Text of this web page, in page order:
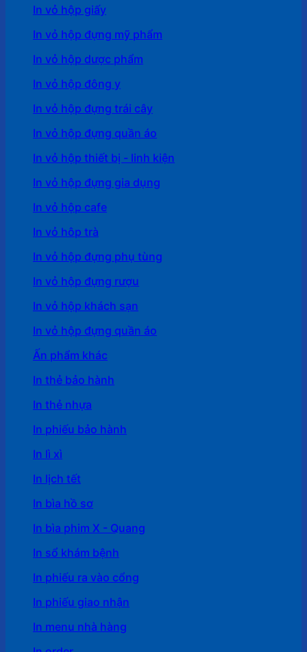
In vỏ hộp giấy
In vỏ hộp đựng mỹ phẩm
In vỏ hộp dược phẩm
In vỏ hộp đông y
In vỏ hộp đựng trái cây
In vỏ hộp đựng quần áo
In vỏ hộp thiết bị - linh kiện
In vỏ hộp đựng gia dụng
In vỏ hộp cafe
In vỏ hôp trà
In vỏ hộp đựng phụ tùng
In vỏ hộp đựng rượu
In vỏ hộp khách sạn
In vỏ hộp đựng quần áo
Ấn phẩm khác
In thẻ bảo hành
In thẻ nhựa
In phiếu bảo hành
In lì xì
In lịch tết
In bìa hồ sơ
In bìa phim X - Quang
In sổ khám bệnh
In phiếu ra vào cổng
In phiếu giao nhận
In menu nhà hàng